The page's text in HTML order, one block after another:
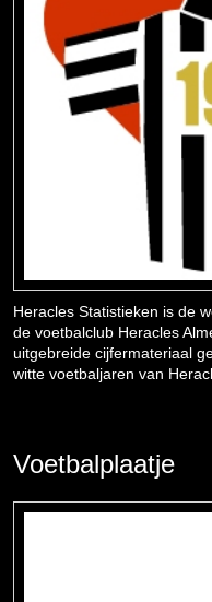
Heracles Statistieken is de
de voetbalclub Heracles
uitgebreide cijfermateriaal
witte voetbaljaren van
Voetbalplaatje